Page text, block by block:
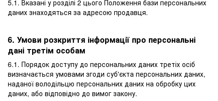
5.1. Вказані у розділі 2 цього Положення бази персональних
даних знаходяться за адресою продавця.
6. Умови розкриття інформації про персональні
дані третім особам
6.1. Порядок доступу до персональних даних третіх осіб
визначається умовами згоди суб'єкта персональних даних,
наданої володільцю персональних даних на обробку цих
даних, або відповідно до вимог закону.